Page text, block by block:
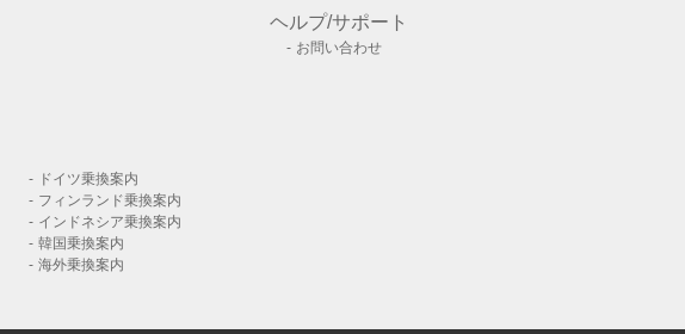
ヘルプ/サポート
お問い合わせ
ドイツ乗換案内
フィンランド乗換案内
インドネシア乗換案内
韓国乗換案内
海外乗換案内